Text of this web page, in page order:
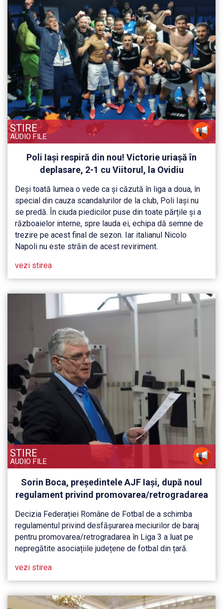
STIRE
AUDIO FILE
Poli Iași respiră din nou! Victorie uriașă în
deplasare, 2-1 cu Viitorul, la Ovidiu
Deși toată lumea o vede ca și căzută în liga a doua, în
special din cauza scandalurilor de la club, Poli Iași nu
se predă. În ciuda piedicilor puse din toate părțile și a
războaielor interne, spre lauda ei, echipa dă semne de
trezire pe acest final de sezon. Iar italianul Nicolo
Napoli nu este străin de acest reviriment.
vezi stirea
STIRE
AUDIO FILE
Sorin Boca, președintele AJF Iași, după noul
regulament privind promovarea/retrogradarea
un an de pauză echipele nu sunt pregătite să
joace 7 meciuri într-o lună”. Când va lua o
decizie AJF Iași
Decizia Federației Române de Fotbal de a schimba
regulamentul privind desfășurarea meciurilor de baraj
pentru promovarea/retrogradarea în Liga 3 a luat pe
nepregătite asociațiile județene de fotbal din țară.
vezi stirea